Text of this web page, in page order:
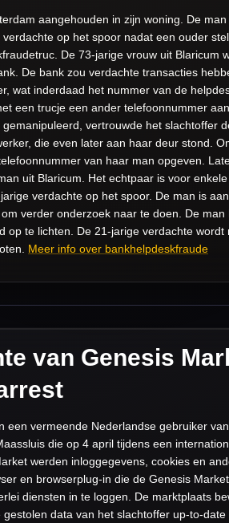
aangehouden in zijn woning. De
op het spoor nadat een ouder
De 73-jarige vrouw uit Blaricum
De bank zou verdachte transacties
wat inderdaad het nummer van de
een trucje een ander telefoonnummer
vertrouwde het slachtoffer
die even later aan haar deur stond.
van haar man opgeven.
uit Blaricum. Het echtpaar is voor
verdachte op het spoor. De man is
verder onderzoek naar te doen. De
op te lichten. De 21-jarige verdachte
Meer info over bankhelpdeskfraude
van Genesis
een vermeende Nederlandse gebruiker
die op 4 april tijdens een
werden inloggegevens, cookies en
en browserplug-in die de Genesis
diensten in te loggen. De marktplaats
data van het slachtoffer up-to-